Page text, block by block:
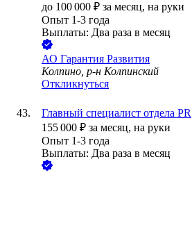
до 100 000 ₽ за месяц, на руки
Опыт 1-3 года
Выплаты: Два раза в месяц
АО Гарантия Развития
Колпино, р-н Колпинский
Откликнуться
Главный специалист отдела PR
155 000 ₽ за месяц, на руки
Опыт 1-3 года
Выплаты: Два раза в месяц